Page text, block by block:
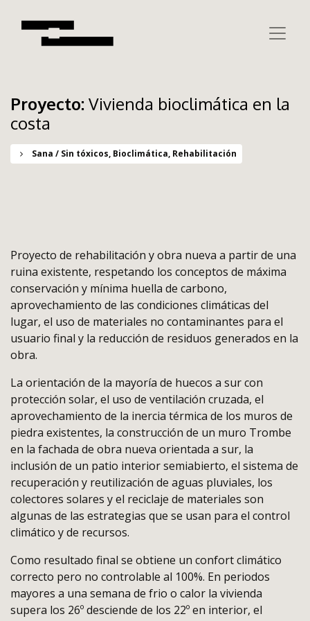
Proyecto: Vivienda bioclimática en la
costa
Sana / Sin tóxicos, Bioclimática, Rehabilitación
Proyecto de rehabilitación y obra nueva a partir de una
ruina existente, respetando los conceptos de máxima
conservación y mínima huella de carbono,
aprovechamiento de las condiciones climáticas del
lugar, el uso de materiales no contaminantes para el
usuario final y la reducción de residuos generados en la
obra.
La orientación de la mayoría de huecos a sur con
protección solar, el uso de ventilación cruzada, el
aprovechamiento de la inercia térmica de los muros de
piedra existentes, la construcción de un muro Trombe
en la fachada de obra nueva orientada a sur, la
inclusión de un patio interior semiabierto, el sistema de
recuperación y reutilización de aguas pluviales, los
colectores solares y el reciclaje de materiales son
algunas de las estrategias que se usan para el control
climático y de recursos.
Como resultado final se obtiene un confort climático
correcto pero no controlable al 100%. En periodos
mayores a una semana de frio o calor la vivienda
supera los 26º desciende de los 22º en interior, el